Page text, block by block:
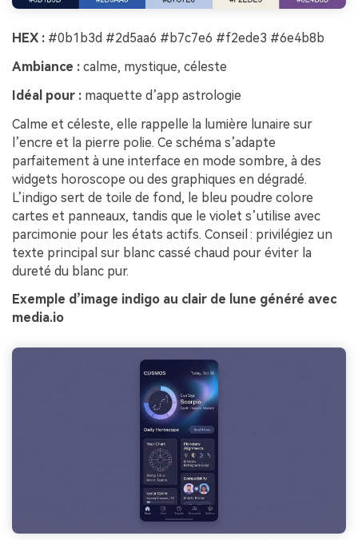
HEX : #0b1b3d #2d5aa6 #b7c7e6 #f2ede3 #6e4b8b
Ambiance : calme, mystique, céleste
Idéal pour : maquette d’app astrologie
Calme et céleste, elle rappelle la lumière lunaire sur
l’encre et la pierre polie. Ce schéma s’adapte
parfaitement à une interface en mode sombre, à des
widgets horoscope ou des graphiques en dégradé.
L’indigo sert de toile de fond, le bleu poudre colore
cartes et panneaux, tandis que le violet s’utilise avec
parcimonie pour les états actifs. Conseil : privilégiez un
texte principal sur blanc cassé chaud pour éviter la
dureté du blanc pur.
Exemple d’image indigo au clair de lune généré avec
media.io